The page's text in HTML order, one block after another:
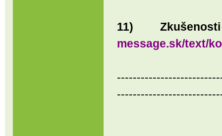
11)
message.sk/text/